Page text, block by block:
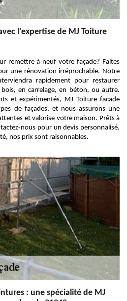
l'expertise de MJ Toiture
remettre à neuf votre façade? Faites
une rénovation irréprochable. Notre
rapidement pour restaurer
en carrelage, en béton, ou autre.
et expérimentés, MJ Toiture facade
de façades, et nous assurons une
et valorise votre maison. Prêts à
nous pour un devis personnalisé,
nos prix sont raisonnables.
: une spécialité de MJ